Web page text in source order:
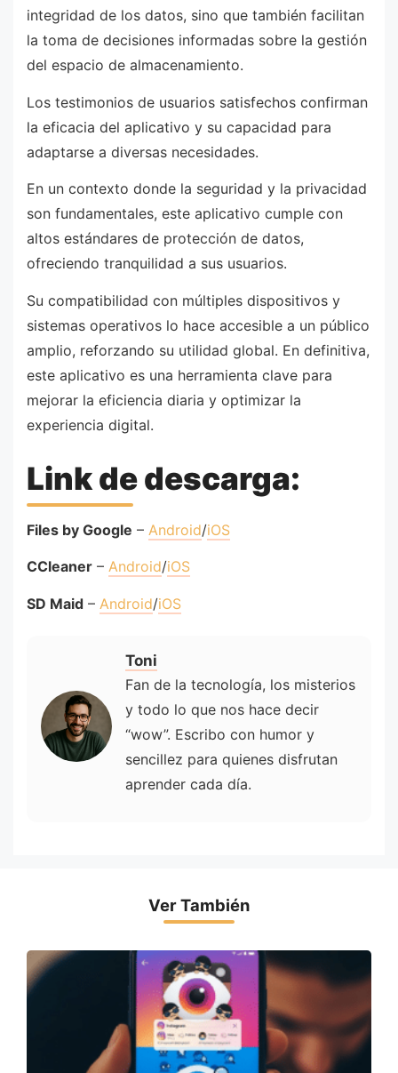
integridad de los datos, sino que también facilitan
la toma de decisiones informadas sobre la gestión
del espacio de almacenamiento.
Los testimonios de usuarios satisfechos confirman
la eficacia del aplicativo y su capacidad para
adaptarse a diversas necesidades.
En un contexto donde la seguridad y la privacidad
son fundamentales, este aplicativo cumple con
altos estándares de protección de datos,
ofreciendo tranquilidad a sus usuarios.
Su compatibilidad con múltiples dispositivos y
sistemas operativos lo hace accesible a un público
amplio, reforzando su utilidad global. En definitiva,
este aplicativo es una herramienta clave para
mejorar la eficiencia diaria y optimizar la
experiencia digital.
Link de descarga:
Files by Google – Android/iOS
CCleaner – Android/iOS
SD Maid – Android/iOS
Toni
Fan de la tecnología, los misterios
y todo lo que nos hace decir
“wow”. Escribo con humor y
sencillez para quienes disfrutan
aprender cada día.
Ver También